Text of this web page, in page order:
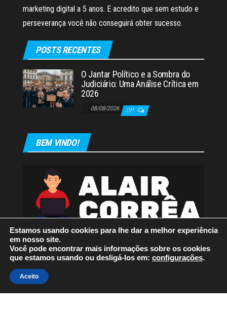
marketing digital a 5 anos. E acredito que sem estudo e
perseverança você não conseguirá obter sucesso.
POSTS RECENTES
O Jantar Político e a Sombra do
Judiciário: Uma Análise Crítica em
2026
08/08/2026 Off
BEM VINDO!
Orgulhosamente mantido com
Estamos usando cookies para lhe dar a melhor experiência
em nosso site.
Você pode encontrar mais informações sobre os cookies
que estamos usando ou desligá-los em: configurações.
Aceito